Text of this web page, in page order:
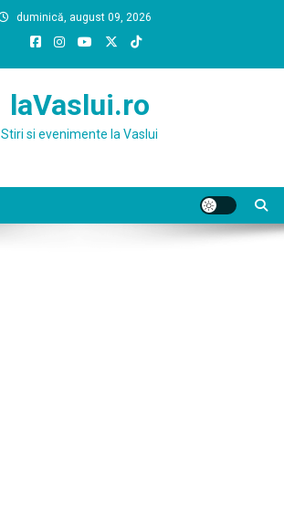
duminică, august 09, 2026
laVaslui.ro
Stiri si evenimente la Vaslui